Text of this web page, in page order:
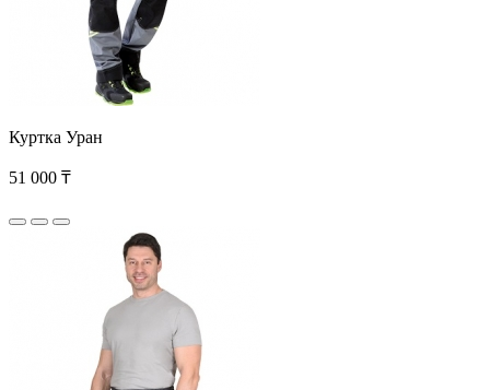
Куртка Уран
51 000 ₸